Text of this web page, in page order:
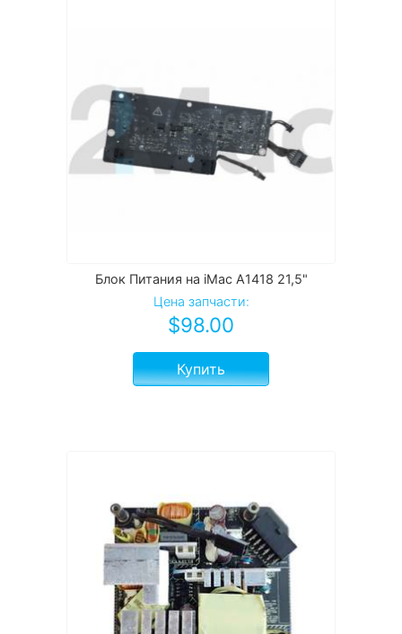
Блок Питания на iMac A1418 21,5"
Цена запчасти:
$98.00
Купить